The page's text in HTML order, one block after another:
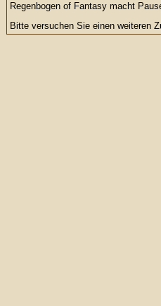
Regenbogen of Fantasy macht
Bitte versuchen Sie einen weiteren